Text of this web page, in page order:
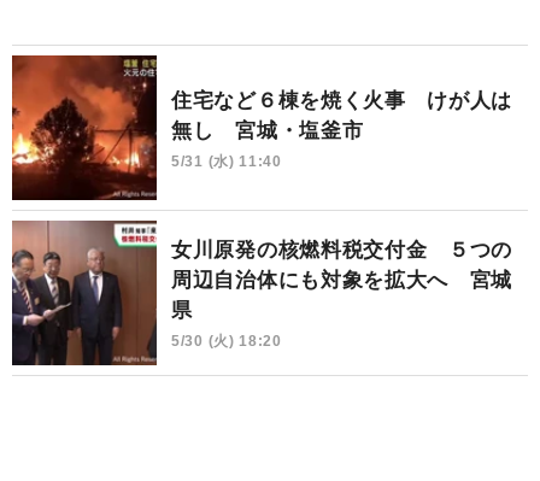
住宅など６棟を焼く火事 けが人は
無し 宮城・塩釜市
5/31 (水) 11:40
女川原発の核燃料税交付金 ５つの
周辺自治体にも対象を拡大へ 宮城
県
5/30 (火) 18:20